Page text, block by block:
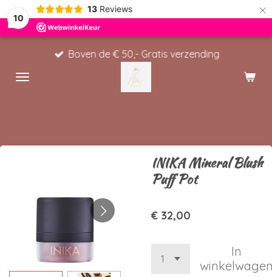
10
13 Reviews ×
Boven de € 50,- Gratis verzending
INIKA Mineral Blush
Puff Pot
€ 32,00
In